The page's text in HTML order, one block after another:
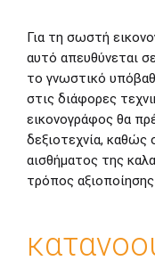
Για τη σωστή
αυτό απευθύνεται
το γνωστικό
στις διάφορες
εικονογράφος θα
δεξιοτεχνία, καθώς
αισθήματος της
τρόπος